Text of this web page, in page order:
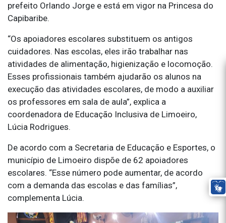
prefeito Orlando Jorge e está em vigor na Princesa do
Capibaribe.
“Os apoiadores escolares substituem os antigos
cuidadores. Nas escolas, eles irão trabalhar nas
atividades de alimentação, higienização e locomoção.
Esses profissionais também ajudarão os alunos na
execução das atividades escolares, de modo a auxiliar
os professores em sala de aula”, explica a
coordenadora de Educação Inclusiva de Limoeiro,
Lúcia Rodrigues.
De acordo com a Secretaria de Educação e Esportes, o
município de Limoeiro dispõe de 62 apoiadores
escolares. “Esse número pode aumentar, de acordo
com a demanda das escolas e das famílias”,
complementa Lúcia.